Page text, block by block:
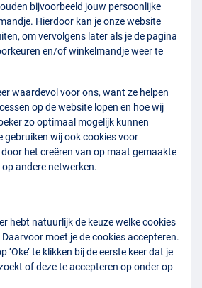
bijvoorbeeld jouw persoonlijke
Hierdoor kan je onze website
om vervolgens later als je de pagina
en/of winkelmandje weer te
waardevol voor ons, want ze helpen
op de website lopen en hoe wij
zo optimaal mogelijk kunnen
gebruiken wij ook cookies voor
het creëren van op maat gemaakte
andere netwerken.
hebt natuurlijk de keuze welke cookies
moet je de cookies accepteren.
‘Oke’ te klikken bij de eerste keer dat je
of deze te accepteren op onder op